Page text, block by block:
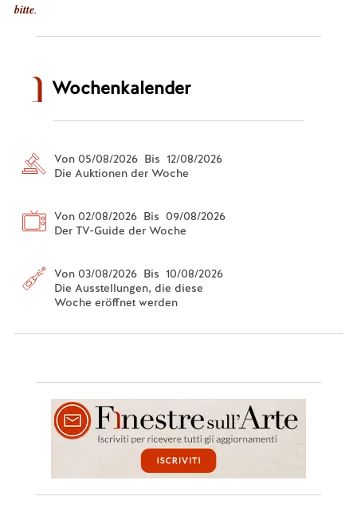
bitte.
Wochenkalender
Von 05/08/2026 Bis 12/08/2026
Die Auktionen der Woche
Von 02/08/2026 Bis 09/08/2026
Der TV-Guide der Woche
Von 03/08/2026 Bis 10/08/2026
Die Ausstellungen, die diese
Woche eröffnet werden